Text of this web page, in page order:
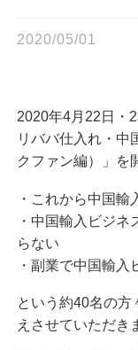
2020/05/01
2020年4月22日・
リババ仕入れ・
クファン編）」を
・これから中国
・中国輸入ビジネ
らない
・副業で中国輸入
という約40名の方
えさせていただき